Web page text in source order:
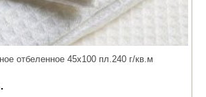
отбеленное 45х100 пл.240 г/кв.м